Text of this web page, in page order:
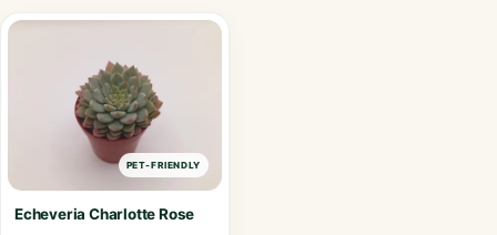
PET-FRIENDLY
Echeveria Charlotte Rose